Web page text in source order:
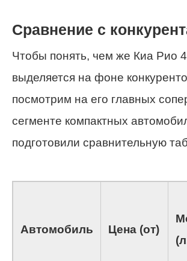
Сравнение с
Чтобы понять, чем же Киа Рио
выделяется на фоне
посмотрим на его главных
сегменте компактных
подготовили сравнительную
Автомобиль Цена (от)